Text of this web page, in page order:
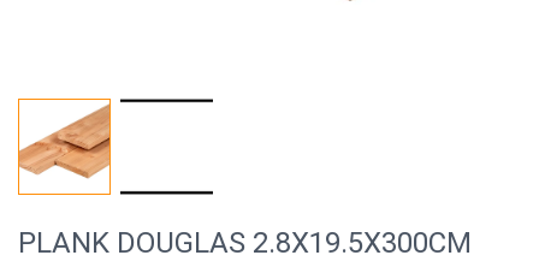
PLANK DOUGLAS 2.8X19.5X300CM